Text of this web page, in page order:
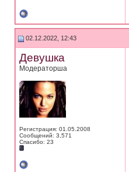
02.12.2022, 12:43
Девушка
Модераторша
Регистрация: 01.05.2008
Сообщений: 3,571
Спасибо: 23